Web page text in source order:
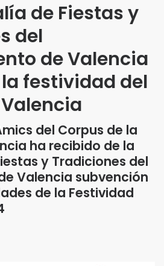
de Fiestas y
del
de Valencia
festividad del
del Corpus de la
ha recibido de la
y Tradiciones del
Valencia subvención
de la Festividad